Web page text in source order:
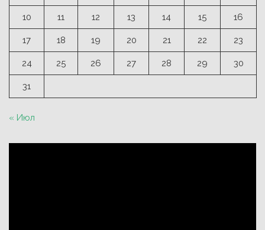
10 11 12 13 14 15 16
17 18 19 20 21 22 23
24 25 26 27 28 29 30
31
« Июл